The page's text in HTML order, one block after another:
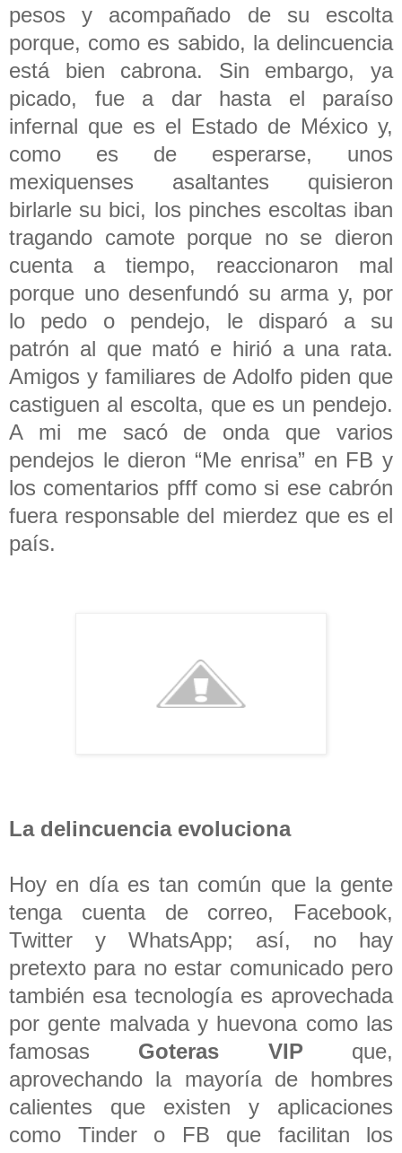
pesos y acompañado de su escolta
porque, como es sabido, la delincuencia
está bien cabrona. Sin embargo, ya
picado, fue a dar hasta el paraíso
infernal que es el Estado de México y,
como es de esperarse, unos
mexiquenses asaltantes quisieron
birlarle su bici, los pinches escoltas iban
tragando camote porque no se dieron
cuenta a tiempo, reaccionaron mal
porque uno desenfundó su arma y, por
lo pedo o pendejo, le disparó a su
patrón al que mató e hirió a una rata.
Amigos y familiares de Adolfo piden que
castiguen al escolta, que es un pendejo.
A mi me sacó de onda que varios
pendejos le dieron “Me enrisa” en FB y
los comentarios pfff como si ese cabrón
fuera responsable del mierdez que es el
país.
La delincuencia evoluciona
Hoy en día es tan común que la gente
tenga cuenta de correo, Facebook,
Twitter y WhatsApp; así, no hay
pretexto para no estar comunicado pero
también esa tecnología es aprovechada
por gente malvada y huevona como las
famosas Goteras VIPque,
aprovechando la mayoría de hombres
calientes que existen y aplicaciones
como Tinder o FB que facilitan los